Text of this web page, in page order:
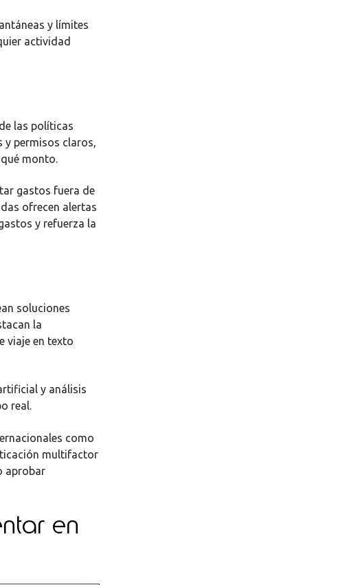
y límites
actividad
las políticas
permisos claros,
monto.
gastos fuera de
ofrecen alertas
y refuerza la
soluciones
la
viaje en texto
y análisis
real.
como
multifactor
aprobar
en